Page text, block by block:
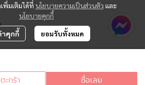
ะกร้า ซื้อเลย
พิ่มเติมได้ที่ นโยบายความเป็นส่วนตัว และ
นโยบายคุกกี้
าคุกกี้ ยอมรับทั้งหมด